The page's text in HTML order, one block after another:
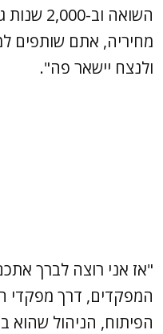
השואה
מחיריה, אתם שותפים
ולנצח יישאר פה".
"אז אני רוצה לברך
המפקדים, דרך מפקדי
הפיתוח, הניהול